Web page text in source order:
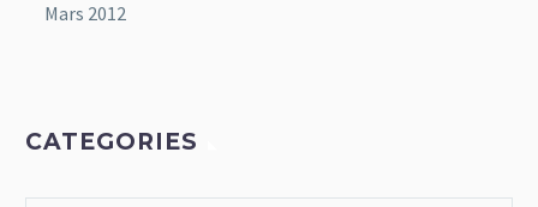
Mars 2012
CATEGORIES